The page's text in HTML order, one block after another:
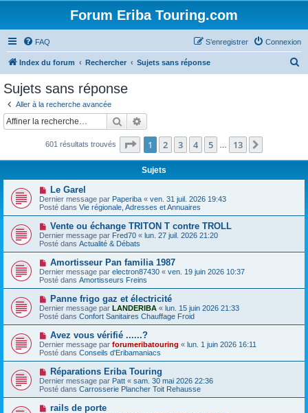
Forum Eriba Touring.com
FAQ Connexion
S’enregistrer
Index du forum Rechercher Sujets sans réponse
c
Sujets sans réponse
Aller à la recherche avancée
Rechercher
601 résultats trouvés Page 1sur13
1 2 3 4 5 13
Sujets
N
o
u
v
e
u
m
e
s
s
a
g
e
Le Garel
Dernier message par Paperiba « ven. 31 juil. 2026 19:43
Posté dans Vie régionale, Adresses et Annuaires
N
o
u
v
a
u
m
e
s
a
g
Vente ou échange TRITON T contre TROLL
Dernier message par Fred70 « lun. 27 juil. 2026 21:20
Posté dans Actualité & Débats
N
o
u
v
e
a
u
m
e
s
s
a
g
e
Amortisseur Pan familia 1987
Dernier message par electron87430 « ven. 19 juin 2026 10:37
Posté dans Amortisseurs Freins
N
o
u
v
a
u
m
e
s
a
g
Panne frigo gaz et électricité
Dernier message par LANDERIBA « lun. 15 juin 2026 21:33
Posté dans Confort Sanitaires Chauffage Froid
N
o
u
v
e
a
u
m
e
s
Avez vous vérifié ......?
Dernier message par forumeribatouring « lun. 1 juin 2026 16:11
Posté dans Conseils d'Eribamaniacs
N
o
u
v
a
Réparations Eriba Touring
Dernier message par Patt « sam. 30 mai 2026 22:36
Posté dans Carrosserie Plancher Toit Rehausse
Nrails de porte